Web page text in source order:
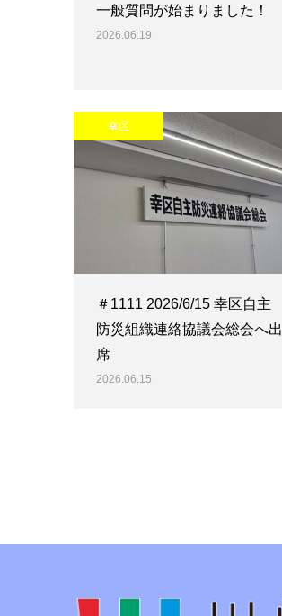
一般質問が始まりました！
2026.06.19
幸区
＃1111 2026/6/15 幸区自主
防災組織連絡協議会総会へ出
席
2026.06.15